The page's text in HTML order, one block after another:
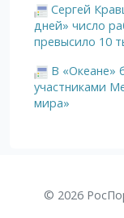
Сергей
дней» число
превысило 10
В «Океане»
участниками
мира»
© 2026